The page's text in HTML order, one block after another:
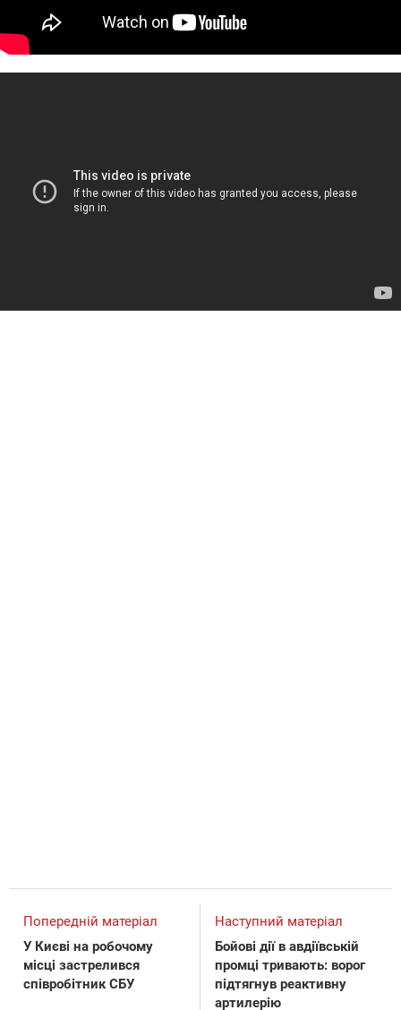
Попередній матеріал
У Києві на робочому
місці застрелився
співробітник СБУ
Наступний матеріал
Бойові дії в авдіївській
промці тривають: ворог
підтягнув реактивну
артилерію